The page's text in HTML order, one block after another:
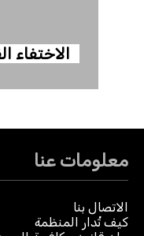
الاختفاء
معلومات عنا
الاتصال بنا
كيف تُدار المنظمة